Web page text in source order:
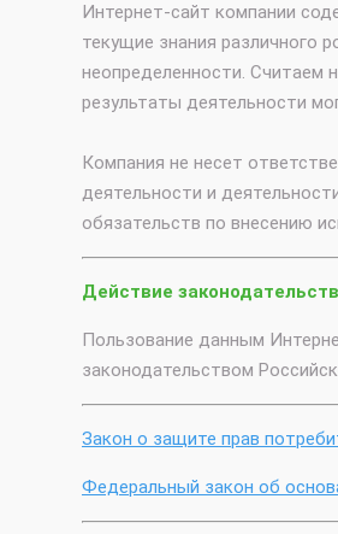
Интернет-сайт компании
текущие знания различного
неопределенности. Считаем
результаты деятельности
Компания не несет
деятельности и
обязательств по внесению
Действие
Пользование данным
законодательством
Закон о защите прав
Федеральный закон об